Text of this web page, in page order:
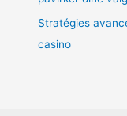
Stratégies
casino